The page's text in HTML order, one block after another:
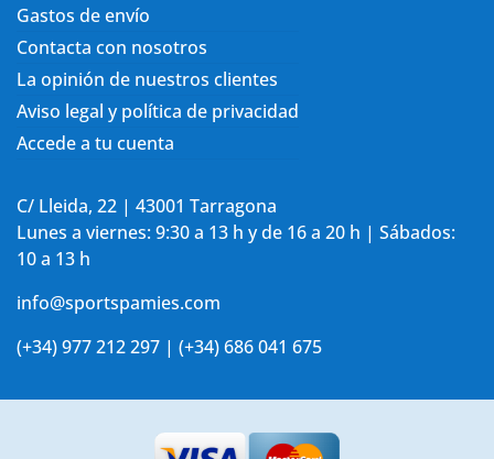
Gastos de envío
Contacta con nosotros
La opinión de nuestros clientes
Aviso legal y política de privacidad
Accede a tu cuenta
C/ Lleida, 22 | 43001 Tarragona
Lunes a viernes: 9:30 a 13 h y de 16 a 20 h | Sábados:
10 a 13 h
info@sportspamies.com
(+34) 977 212 297 | (+34) 686 041 675